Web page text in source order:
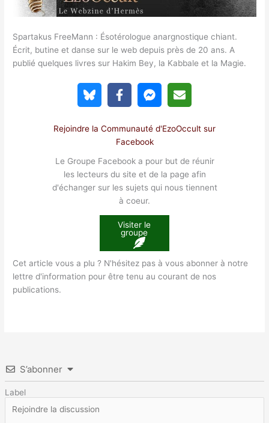
Spartakus FreeMann : Ésotérologue anargnostique chiant.
Écrit, butine et danse sur le web depuis près de 20 ans. A
publié quelques livres sur Hakim Bey, la Kabbale et la Magie.
Rejoindre la Communauté d'EzoOccult sur
Facebook
Le Groupe Facebook a pour but de réunir
les lecteurs du site et de la page afin
d'échanger sur les sujets qui nous tiennent
à coeur.
Visiter le
groupe
Cet article vous a plu ? N'hésitez pas à vous abonner à notre
lettre d'information pour être tenu au courant de nos
publications.
S’abonner
Label